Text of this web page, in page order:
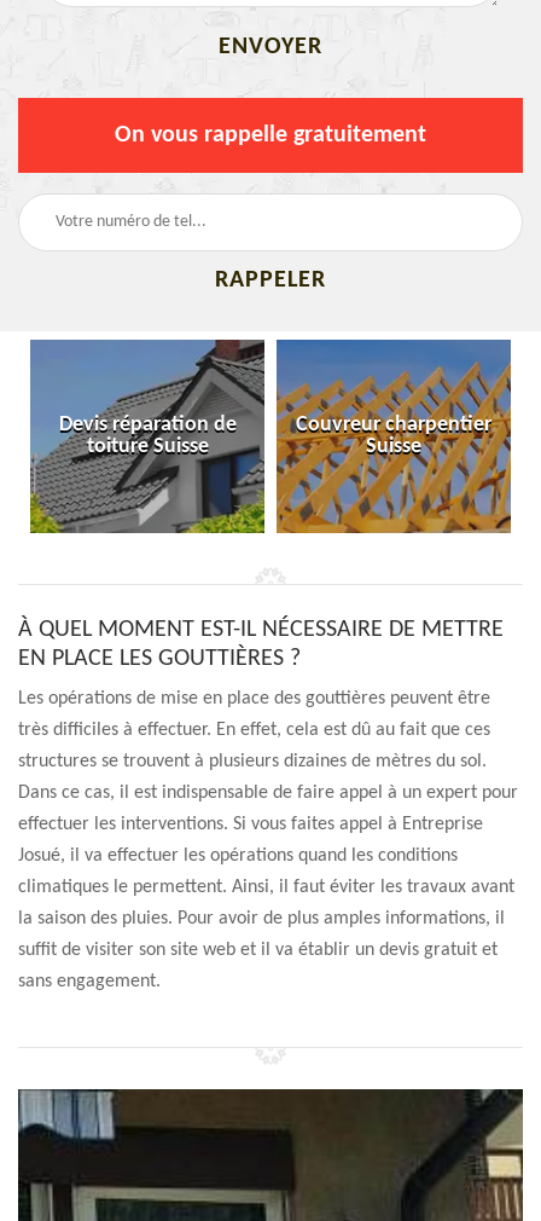
On vous rappelle gratuitement
Devis réparation de
toiture Suisse
Couvreur charpentier
Suisse
À QUEL MOMENT EST-IL NÉCESSAIRE DE METTRE
EN PLACE LES GOUTTIÈRES ?
Les opérations de mise en place des gouttières peuvent être
très difficiles à effectuer. En effet, cela est dû au fait que ces
structures se trouvent à plusieurs dizaines de mètres du sol.
Dans ce cas, il est indispensable de faire appel à un expert pour
effectuer les interventions. Si vous faites appel à Entreprise
Josué, il va effectuer les opérations quand les conditions
climatiques le permettent. Ainsi, il faut éviter les travaux avant
la saison des pluies. Pour avoir de plus amples informations, il
suffit de visiter son site web et il va établir un devis gratuit et
sans engagement.